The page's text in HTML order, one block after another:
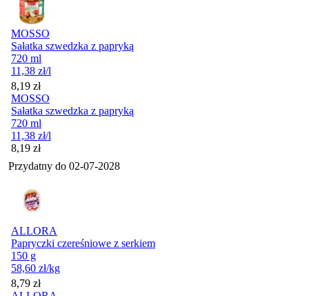
MOSSO
Sałatka szwedzka z papryką
720 ml
11,38 zł/l
Cena
8,19 zł
MOSSO
Sałatka szwedzka z papryką
720 ml
11,38 zł/l
Cena
8,19 zł
Przydatny do 02-07-2028
ALLORA
Papryczki czereśniowe z serkiem
150 g
58,60 zł/kg
Cena
8,79 zł